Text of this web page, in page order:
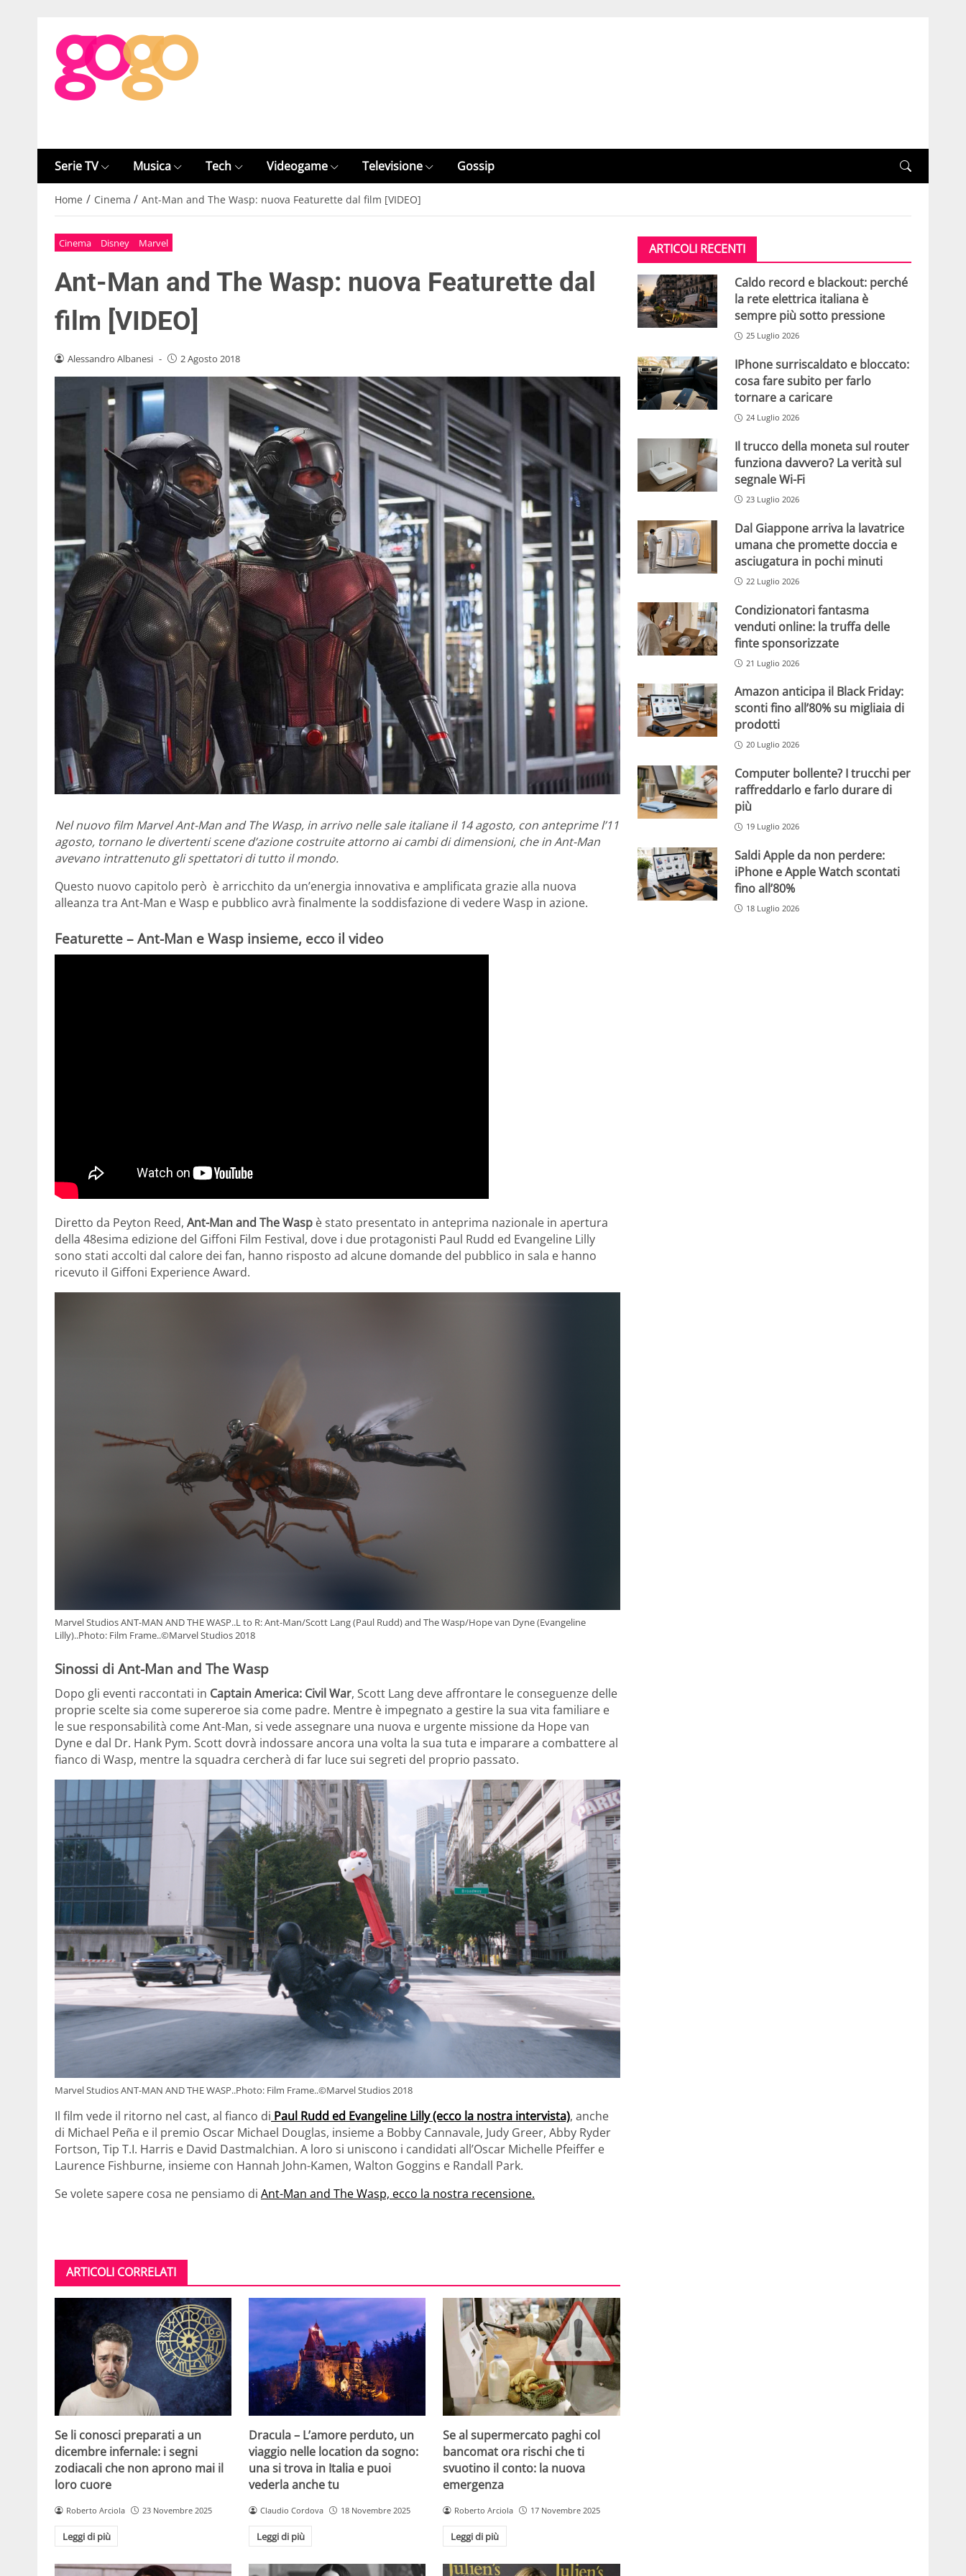
Serie TV Musica Tech Videogame Televisione Gossip
Home / Cinema / Ant-Man and The Wasp: nuova Featurette dal film [VIDEO]
Cinema Disney Marvel
Ant-Man and The Wasp: nuova Featurette dal
film [VIDEO]
Alessandro Albanesi - 2 Agosto 2018
Nel nuovo film Marvel Ant-Man and The Wasp, in arrivo nelle sale italiane il 14 agosto, con anteprime l’11
agosto, tornano le divertenti scene d’azione costruite attorno ai cambi di dimensioni, che in Ant-Man
avevano intrattenuto gli spettatori di tutto il mondo.
Questo nuovo capitolo però è arricchito da un’energia innovativa e amplificata grazie alla nuova
alleanza tra Ant-Man e Wasp e pubblico avrà finalmente la soddisfazione di vedere Wasp in azione.
Featurette – Ant-Man e Wasp insieme, ecco il video
Diretto da Peyton Reed, Ant-Man and The Wasp è stato presentato in anteprima nazionale in apertura
della 48esima edizione del Giffoni Film Festival, dove i due protagonisti Paul Rudd ed Evangeline Lilly
sono stati accolti dal calore dei fan, hanno risposto ad alcune domande del pubblico in sala e hanno
ricevuto il Giffoni Experience Award.
Marvel Studios ANT-MAN AND THE WASP..L to R: Ant-Man/Scott Lang (Paul Rudd) and The Wasp/Hope van Dyne (Evangeline
Lilly)..Photo: Film Frame..©Marvel Studios 2018
Sinossi di Ant-Man and The Wasp
Dopo gli eventi raccontati in Captain America: Civil War, Scott Lang deve affrontare le conseguenze delle
proprie scelte sia come supereroe sia come padre. Mentre è impegnato a gestire la sua vita familiare e
le sue responsabilità come Ant-Man, si vede assegnare una nuova e urgente missione da Hope van
Dyne e dal Dr. Hank Pym. Scott dovrà indossare ancora una volta la sua tuta e imparare a combattere al
fianco di Wasp, mentre la squadra cercherà di far luce sui segreti del proprio passato.
Marvel Studios ANT-MAN AND THE WASP..Photo: Film Frame..©Marvel Studios 2018
Il film vede il ritorno nel cast, al fianco di Paul Rudd ed Evangeline Lilly (ecco la nostra intervista), anche
di Michael Peña e il premio Oscar Michael Douglas, insieme a Bobby Cannavale, Judy Greer, Abby Ryder
Fortson, Tip T.I. Harris e David Dastmalchian. A loro si uniscono i candidati all’Oscar Michelle Pfeiffer e
Laurence Fishburne, insieme con Hannah John-Kamen, Walton Goggins e Randall Park.
Se volete sapere cosa ne pensiamo di Ant-Man and The Wasp, ecco la nostra recensione.
ARTICOLI CORRELATI
Se li conosci preparati a un
dicembre infernale: i segni
zodiacali che non aprono mai il
loro cuore
Roberto Arciola 23 Novembre 2025
Leggi di più
Dracula – L’amore perduto, un
viaggio nelle location da sogno:
una si trova in Italia e puoi
vederla anche tu
Claudio Cordova 18 Novembre 2025
Leggi di più
Se al supermercato paghi col
bancomat ora rischi che ti
svuotino il conto: la nuova
emergenza
Roberto Arciola 17 Novembre 2025
Leggi di più
ARTICOLI RECENTI
Caldo record e blackout: perché
la rete elettrica italiana è
sempre più sotto pressione
25 Luglio 2026
IPhone surriscaldato e bloccato:
cosa fare subito per farlo
tornare a caricare
24 Luglio 2026
Il trucco della moneta sul router
funziona davvero? La verità sul
segnale Wi-Fi
23 Luglio 2026
Dal Giappone arriva la lavatrice
umana che promette doccia e
asciugatura in pochi minuti
22 Luglio 2026
Condizionatori fantasma
venduti online: la truffa delle
finte sponsorizzate
21 Luglio 2026
Amazon anticipa il Black Friday:
sconti fino all’80% su migliaia di
prodotti
20 Luglio 2026
Computer bollente? I trucchi per
raffreddarlo e farlo durare di
più
19 Luglio 2026
Saldi Apple da non perdere:
iPhone e Apple Watch scontati
fino all’80%
18 Luglio 2026